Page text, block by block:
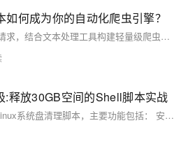
何成为你的自动化爬虫引擎？
Shell脚本利用curl/wget发起请求，结合文本处理工具构建轻量级爬虫，支持并行加速、定时任务、增量抓取及分布式部署。通过随机UA、异常重试等优化提升稳定性，适用于日志监控、价格追踪等场景。相比Python，具备启动快、资源占用低的优势，适合嵌入式或老旧服务器环境，复杂任务可结合Python实现混合编程。
:释放30GB空间的Shell脚本实战​
这篇博客介绍了一个实用的Linux系统盘清理脚本，主要功能包括： 安全权限检查和旧内核清理，保留当前使用内核 7天以上日志文件清理和系统日志压缩 浏览器缓存(Chrome/Firefox)、APT缓存、临时文件清理 智能清理Snap旧版本和Docker无用数据 提供磁盘空间使用前后对比和大文件查找功能 脚本采用交互式设计确保安全性，适合定期维护开发环境、服务器和个人电脑。文章详细解析了脚本的关键功能代码，并给出了使用建议。完整脚本已开源，用户可根据需求自定义调整清理策略。